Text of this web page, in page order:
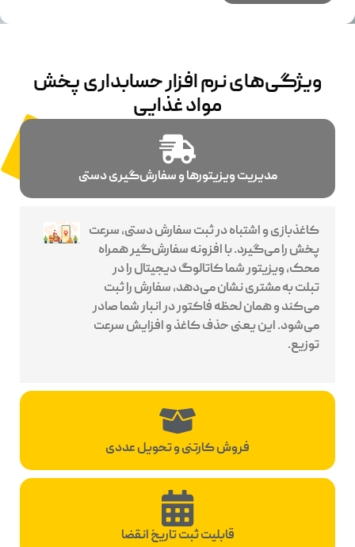
ویژگی‌های نرم افزار حسابداری پخش
مواد غذایی
مدیریت ویزیتورها و سفارش‌گیری دستی
فروش کارتنی و تحویل عددی
قابلیت ثبت تاریخ انقضا
کاغذبازی و اشتباه در ثبت سفارش دستی، سرعت
پخش را می‌گیرد. با افزونه سفارش‌گیر همراه
محک، ویزیتور شما کاتالوگ دیجیتال را در
تبلت به مشتری نشان می‌دهد، سفارش را ثبت
می‌کند و همان لحظه فاکتور در انبار شما صادر
می‌شود. این یعنی حذف کاغذ و افزایش سرعت
توزیع.